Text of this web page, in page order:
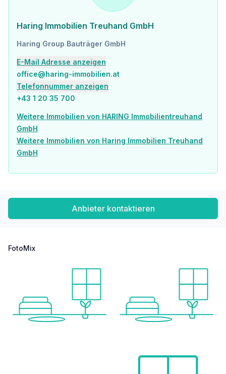
Bank <975m
Post <1.200m
Polizei <950m
Verkehr
Bus <475m
U-Bahn <1.525m
Straßenbahn <525m
Bahnhof <550m
Autobahnanschluss <475m
Angaben Entfernung Luftlinie / Quelle: OpenStreetMap
Haring Immobilien Treuhand GmbH
Haring Group Bauträger GmbH
E-Mail Adresse anzeigen
office@haring-immobilien.at
Telefonnummer anzeigen
+43 1 20 35 700
Weitere Immobilien von HARING Immobilientreuhand
GmbH
Weitere Immobilien von Haring Immobilien Treuhand
GmbH
Anbieter kontaktieren
FotoMix